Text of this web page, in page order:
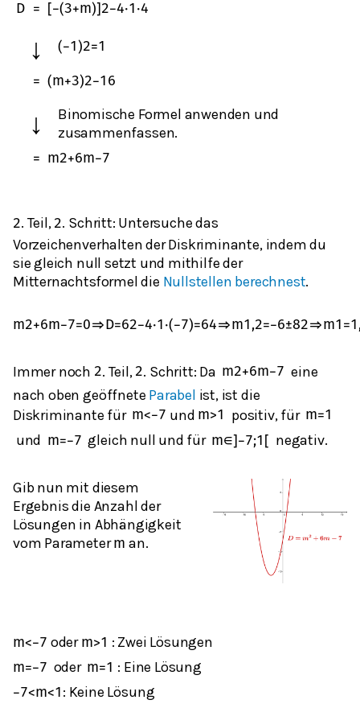
D = [−(3+m)] 2−4⋅1 ⋅4
↓ (−1 )2=1
= (m+3)2−16
↓
Binomische Formel anwenden und
zusammenfassen.
= m2+6m−7
2. Teil, 2. Schritt: Untersuche das
Vorzeichenverhalten der Diskriminante, indem du
sie gleich null setzt und mithilfe der
Mitternachtsformel die Nullstellen berechnest.
m2+6m−7=0⇒ D=62−4⋅1 ⋅(−7)=64⇒m1,2=−6±82⇒m1 =1
Immer noch 2. Teil, 2. Schritt: Da m2+6m−7 eine
nach oben geöffnete Parabel ist, ist die
Diskriminante für m<−7 und m>1 positiv, für m=1
und m=−7 gleich null und für m∈] −7;1 [ negativ.
Gib nun mit diesem
Ergebnis die Anzahl der
Lösungen in Abhängigkeit
vom Parameterm an.
m<−7 oder m>1 : Zwei Lösungen
m=−7 oder m=1 : Eine Lösung
−7<m<1 : Keine Lösung